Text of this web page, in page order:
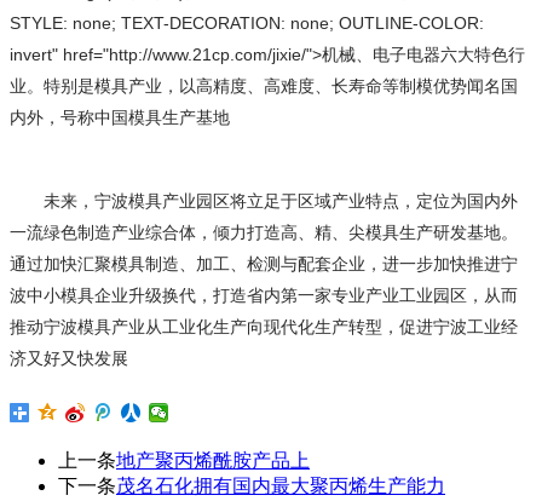
STYLE: none; TEXT-DECORATION: none; OUTLINE-COLOR:
invert" href="http://www.21cp.com/jixie/">机械、电子电器六大特色行
业。特别是模具产业，以高精度、高难度、长寿命等制模优势闻名国
内外，号称中国模具生产基地
未来，宁波模具产业园区将立足于区域产业特点，定位为国内外
一流绿色制造产业综合体，倾力打造高、精、尖模具生产研发基地。
通过加快汇聚模具制造、加工、检测与配套企业，进一步加快推进宁
波中小模具企业升级换代，打造省内第一家专业产业工业园区，从而
推动宁波模具产业从工业化生产向现代化生产转型，促进宁波工业经
济又好又快发展
上一条地产聚丙烯酰胺产品上
下一条茂名石化拥有国内最大聚丙烯生产能力